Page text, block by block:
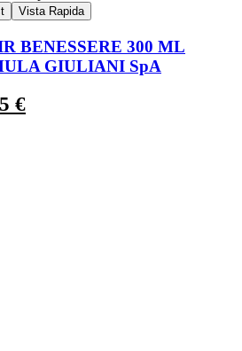
Vista Rapida
BENESSERE 300 ML
GIULIANI SpA
€